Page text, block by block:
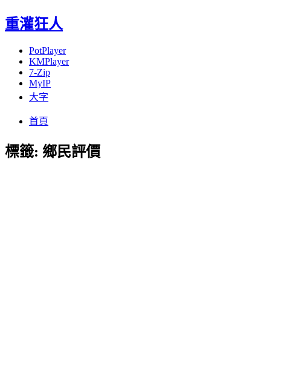
重灌狂人
PotPlayer
KMPlayer
7-Zip
MyIP
大字
首頁
標籤: 鄉民評價